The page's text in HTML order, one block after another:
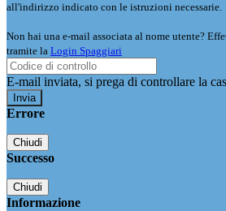
all'indirizzo indicato con le istruzioni necessarie.
Non hai una e-mail associata al nome utente?
tramite la Login Spaggiari
E-mail inviata, si prega di controllare la
Errore
Chiudi
Successo
Chiudi
Informazione